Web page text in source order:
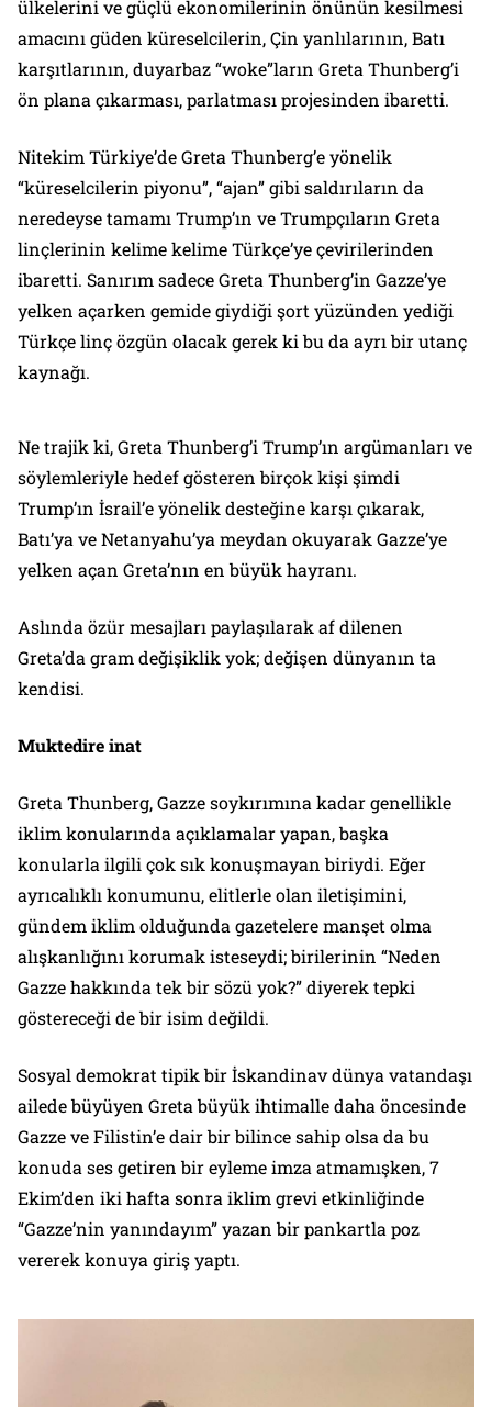
ülkelerini ve güçlü ekonomilerinin önünün kesilmesi
amacını güden küreselcilerin, Çin yanlılarının, Batı
karşıtlarının, duyarbaz “woke”ların Greta Thunberg’i
ön plana çıkarması, parlatması projesinden ibaretti.
Nitekim Türkiye’de Greta Thunberg’e yönelik
“küreselcilerin piyonu”, “ajan” gibi saldırıların da
neredeyse tamamı Trump’ın ve Trumpçıların Greta
linçlerinin kelime kelime Türkçe’ye çevirilerinden
ibaretti. Sanırım sadece Greta Thunberg’in Gazze’ye
yelken açarken gemide giydiği şort yüzünden yediği
Türkçe linç özgün olacak gerek ki bu da ayrı bir utanç
kaynağı.
Ne trajik ki, Greta Thunberg’i Trump’ın argümanları ve
söylemleriyle hedef gösteren birçok kişi şimdi
Trump’ın İsrail’e yönelik desteğine karşı çıkarak,
Batı’ya ve Netanyahu’ya meydan okuyarak Gazze’ye
yelken açan Greta’nın en büyük hayranı.
Aslında özür mesajları paylaşılarak af dilenen
Greta’da gram değişiklik yok; değişen dünyanın ta
kendisi.
Muktedire inat
Greta Thunberg, Gazze soykırımına kadar genellikle
iklim konularında açıklamalar yapan, başka
konularla ilgili çok sık konuşmayan biriydi. Eğer
ayrıcalıklı konumunu, elitlerle olan iletişimini,
gündem iklim olduğunda gazetelere manşet olma
alışkanlığını korumak isteseydi; birilerinin “Neden
Gazze hakkında tek bir sözü yok?”diyerek tepki
göstereceği de bir isim değildi.
Sosyal demokrat tipik bir İskandinav dünya vatandaşı
ailede büyüyen Greta büyük ihtimalle daha öncesinde
Gazze ve Filistin’e dair bir bilince sahip olsa da bu
konuda ses getiren bir eyleme imza atmamışken, 7
Ekim’den iki hafta sonra iklim grevi etkinliğinde
“Gazze’nin yanındayım”yazan bir pankartla poz
vererek konuya giriş yaptı.